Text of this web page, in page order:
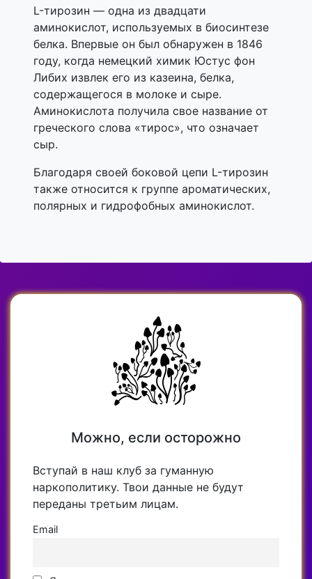
L-тирозин — одна из двадцати
аминокислот, используемых в биосинтезе
белка. Впервые он был обнаружен в 1846
году, когда немецкий химик Юстус фон
Либих извлек его из казеина, белка,
содержащегося в молоке и сыре.
Аминокислота получила свое название от
греческого слова «тирос», что означает
сыр.
Благодаря своей боковой цепи L-тирозин
также относится к группе ароматических,
полярных и гидрофобных аминокислот.
Можно, если осторожно
Вступай в наш клуб за гуманную
наркополитику. Твои данные не будут
переданы третьим лицам.
Email